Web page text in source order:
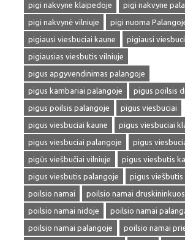
pigi nakvyne klaipedoje
pigi nakvyne
pigi nakvynė vilniuje
pigi nuoma
pigiausi viesbuciai kaune
pigiausi
pigiausias viesbutis vilniuje
pigus apgyvendinimas palangoje
pigus kambariai palangoje
pigus poilsis
pigus poilsis palangoje
pigus viesbuciai
pigus viesbuciai kaune
pigus viesbuciai
pigus viesbuciai palangoje
pigus
pigūs viešbučiai vilniuje
pigus viesbutis
pigus viesbutis palangoje
pigus viešbutis
poilsio namai
poilsio namai
poilsio namai nidoje
poilsio namai
poilsio namai palangoje
poilsio namai